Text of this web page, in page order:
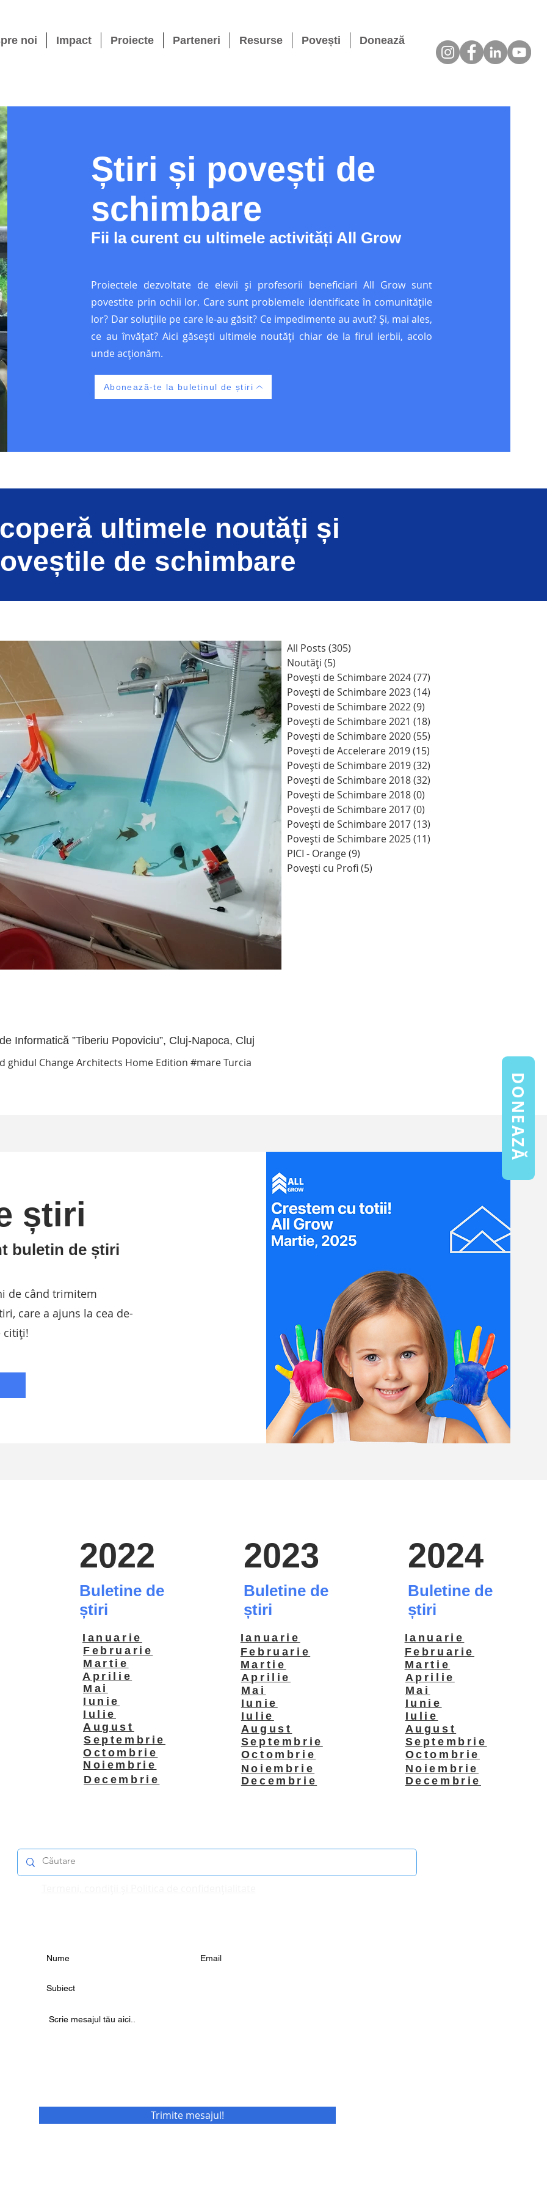
noi Impact Proiecte Parteneri Resurse Povești Donează
DONEAZĂ
Știri și povești de
schimbare
Fii la curent cu ultimele activități All Grow
Proiectele dezvoltate de elevii și profesorii beneficiari All Grow sunt
povestite prin ochii lor. Care sunt problemele identificate în comunitățile
lor? Dar soluțiile pe care le-au găsit? Ce impedimente au avut? Și, mai ales,
ce au învățat? Aici găsești ultimele noutăți chiar de la firul ierbii, acolo
unde acționăm.
Abonează-te la buletinul de știri
ultimele noutăți și
de schimbare
Informatică ”Tiberiu Popoviciu”, Cluj-Napoca, Cluj
ghidul Change Architects Home Edition #mare Turcia
All Posts (305)
Noutăți (5)
Povești de Schimbare 2024(77)
Povești de Schimbare 2023(14)
Povesti de Schimbare 2022(9)
Povești de Schimbare 2021 (18)
Povești de Schimbare 2020(55)
Povești de Accelerare 2019(15)
Povești de Schimbare 2019(32)
Povești de Schimbare 2018(32)
Povești de Schimbare 2018(0)
Povești de Schimbare 2017(0)
Povești de Schimbare 2017(13)
Povești de Schimbare 2025(11)
PICI - Orange(9)
Povești cu Profi (5)
știri
buletin de știri
de când trimitem
care a ajuns la cea de-
citiți!
2022
Buletine de
știri
Ianuarie
Februarie
Martie
Aprilie
Mai
Iunie
Iulie
August
Septembrie
Octombrie
Noiembrie
Decembrie
2023
Buletine de
știri
Ianuarie
Februarie
Martie
Aprilie
Mai
Iunie
Iulie
August
Septembrie
Octombrie
Noiembrie
Decembrie
2024
Buletine de
știri
Ianuarie
Februarie
Martie
Aprilie
Mai
Iunie
Iulie
August
Septembrie
Octombrie
Noiembrie
Decembrie
Trimite mesajul!